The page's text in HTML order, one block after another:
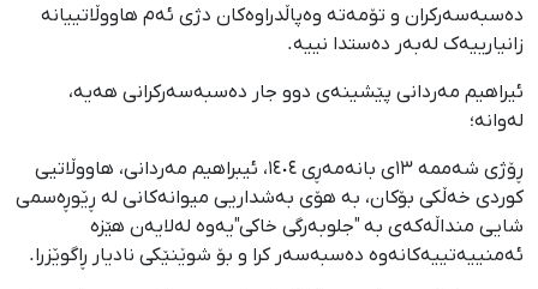
دەسبەسەرکران و تۆمەتە وەپاڵدراوەکان دژی ئەم هاووڵاتییانە
زانیارییەک لەبەر دەستدا نییە.
ئیراهیم مەردانی پێشینەی دوو جار دەسبەسەرکرانی هەیە،
لەوانە؛
ڕۆژی شەممە ١٣ی بانەمەڕی ١٤٠٤، ئیبراهیم مەردانی، هاووڵاتیی
کوردی خەڵکی بۆکان، بە هۆی بەشداریی میوانەکانی لە ڕێوڕەسمی
شایی منداڵەکەی بە "جلوبەرگی خاکی"یەوە لەلایەن هێزە
ئەمنییەتییەکانەوە دەسبەسەر کرا و بۆ شوێنێکی نادیار ڕاگوێزرا.